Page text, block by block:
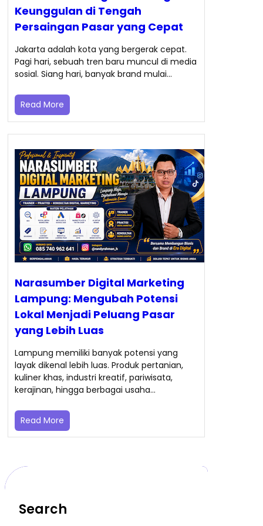
Keunggulan di Tengah
Persaingan Pasar yang Cepat
Jakarta adalah kota yang bergerak cepat.
Pagi hari, sebuah tren baru muncul di media
sosial. Siang hari, banyak brand mulai…
Read More
Narasumber Digital Marketing
Lampung: Mengubah Potensi
Lokal Menjadi Peluang Pasar
yang Lebih Luas
Lampung memiliki banyak potensi yang
layak dikenal lebih luas. Produk pertanian,
kuliner khas, industri kreatif, pariwisata,
kerajinan, hingga berbagai usaha…
Read More
Search